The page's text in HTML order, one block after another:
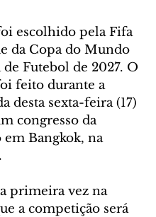
escolhido pela Fifa
da Copa do Mundo
Futebol de 2027. O
feito durante a
desta sexta-feira (17)
congresso da
em Bangkok, na
a primeira vez na
a competição será